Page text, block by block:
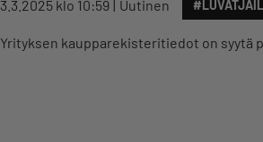
3.3.2025 klo 10:59 Uutinen
Yrityksen kaupparekisteritiedot on syytä